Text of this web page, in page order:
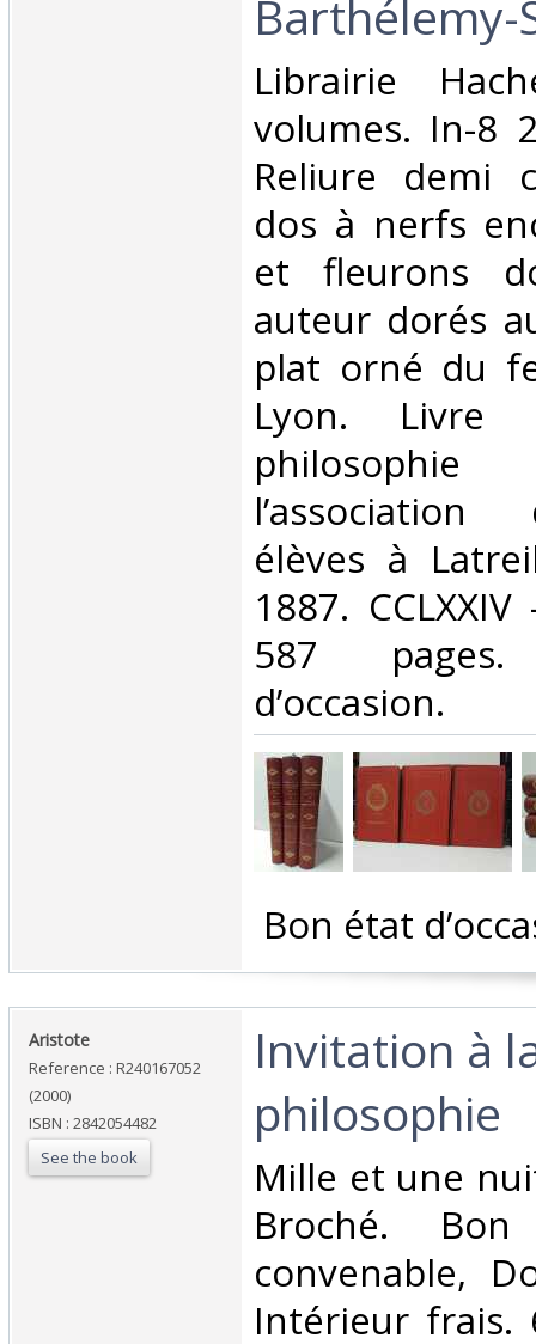
‎Librairie
volumes. In-8
Reliure demi
dos à nerfs
et fleurons
auteur dorés
plat orné du
Lyon.
élèves à
1887.
587
d’occasion.‎
Bon état
‎Aristote‎
Reference : R240167052
(2000)
ISBN : 2842054482
See the book
‎Invitation à
philosophie‎
‎Mille et une
Broché.
convenable,
Intérieur frais.